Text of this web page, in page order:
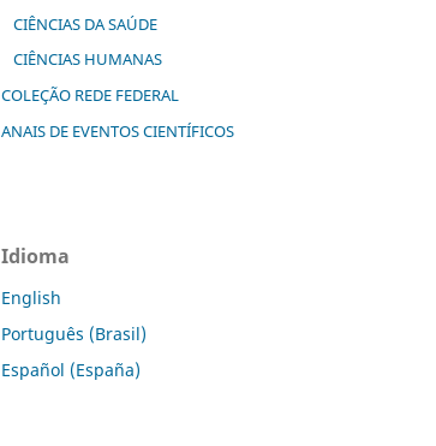
CIÊNCIAS DA SAÚDE
CIÊNCIAS HUMANAS
COLEÇÃO REDE FEDERAL
ANAIS DE EVENTOS CIENTÍFICOS
Idioma
English
Português (Brasil)
Español (España)